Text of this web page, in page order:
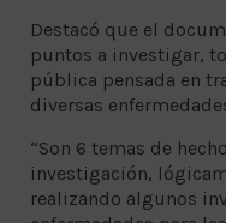
Destacó que el
puntos a investigar,
pública pensada en
diversas
“Son 6 temas de
investigación,
realizando algunos